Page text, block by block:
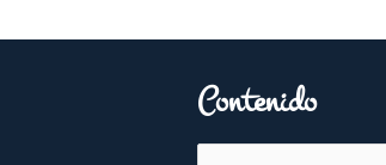
Contenido